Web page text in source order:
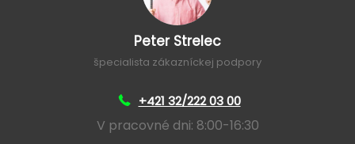
Peter Strelec
špecialista zákazníckej podpory
+421 32/222 03 00
V pracovné dni: 8:00-16:30